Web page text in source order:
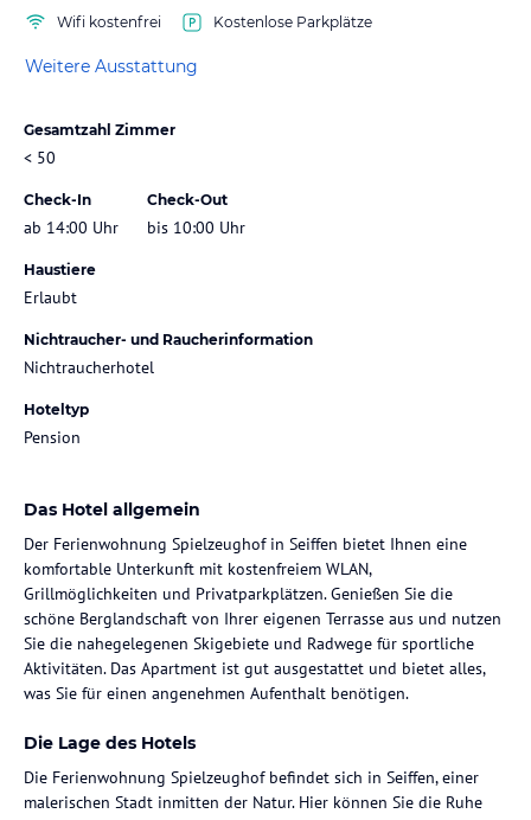
Wifi kostenfrei Kostenlose Parkplätze
Weitere Ausstattung
Gesamtzahl Zimmer
< 50
Check-In
ab 14:00 Uhr
Check-Out
bis 10:00 Uhr
Haustiere
Erlaubt
Nichtraucher- und Raucherinformation
Nichtraucherhotel
Hoteltyp
Pension
Das Hotel allgemein
Der Ferienwohnung Spielzeughof in Seiffen bietet Ihnen eine
komfortable Unterkunft mit kostenfreiem WLAN,
Grillmöglichkeiten und Privatparkplätzen. Genießen Sie die
schöne Berglandschaft von Ihrer eigenen Terrasse aus und nutzen
Sie die nahegelegenen Skigebiete und Radwege für sportliche
Aktivitäten. Das Apartment ist gut ausgestattet und bietet alles,
was Sie für einen angenehmen Aufenthalt benötigen.
Die Lage des Hotels
Die Ferienwohnung Spielzeughof befindet sich in Seiffen, einer
malerischen Stadt inmitten der Natur. Hier können Sie die Ruhe